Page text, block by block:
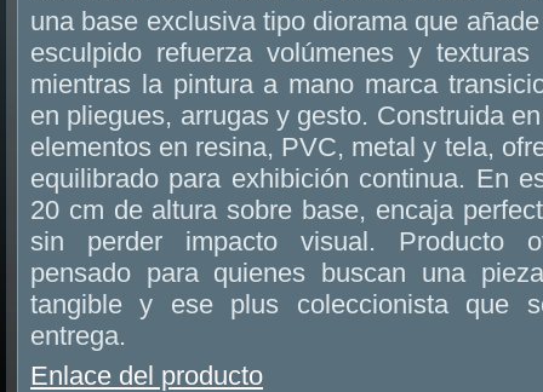
una base exclusiva tipo diorama que
esculpido refuerza volúmenes y
mientras la pintura a mano marca
en pliegues, arrugas y gesto. Construida
elementos en resina, PVC, metal y tela,
equilibrado para exhibición continua. En
20 cm de altura sobre base, encaja
sin perder impacto visual. Producto
pensado para quienes buscan una
tangible y ese plus coleccionista que
entrega.
Enlace del producto